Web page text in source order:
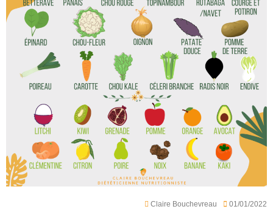
Claire Bouchevreau 01/01/2022